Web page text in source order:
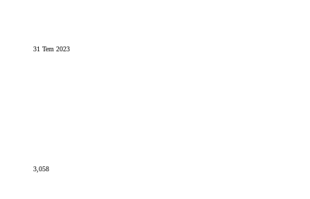
31 Tem 2023
3,058